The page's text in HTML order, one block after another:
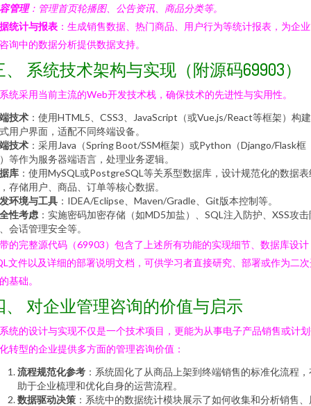
管理：管理首页轮播图、公告资讯、商品分类等。
统计与报表 ：生成销售数据、热门商品、用户行为等统计报表，为企
询中的数据分析提供数据支持。
、 系统技术架构与实现（附源码69903）
统采用当前主流的Web开发技术栈，确保技术的先进性与实用性。
技术 ：使用HTML5、CSS3、JavaScript（或Vue.js/React等框架）构
用户界面，适配不同终端设备。
技术 ：采用Java（Spring Boot/SSM框架）或Python（Django/Flask框
等作为服务器端语言，处理业务逻辑。
库 ：使用MySQL或PostgreSQL等关系型数据库，设计规范化的数据表
存储用户、商品、订单等核心数据。
环境与工具 ：IDEA/Eclipse、Maven/Gradle、Git版本控制等。
性考虑 ：实施密码加密存储（如MD5加盐）、SQL注入防护、XSS攻
会话管理安全等。
的完整源代码（69903）包含了上述所有功能的实现细节、数据库设计
文件以及详细的部署说明文档，可供学习者直接研究、部署或作为二
基础。
、 对企业管理咨询的价值与启示
统的设计与实现不仅是一个技术项目，更能为从事电子产品销售或计
转型的企业提供多方面的管理咨询价值：
流程规范化参考 ：系统固化了从商品上架到终端销售的标准化流程，
助于企业梳理和优化自身的运营流程。
数据驱动决策 ：系统中的数据统计模块展示了如何收集和分析销售、